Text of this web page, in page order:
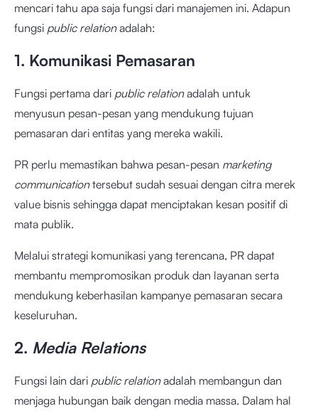
mencari tahu apa saja fungsi dari manajemen ini. Adapun
fungsi public relationadalah:
1. Komunikasi Pemasaran
Fungsi pertama dari public relationadalah untuk
menyusun pesan-pesan yang mendukung tujuan
pemasaran dari entitas yang mereka wakili.
PR perlu memastikan bahwa pesan-pesan marketing
communicationtersebut sudah sesuai dengan citra merek
value bisnis sehingga dapat menciptakan kesan positif di
mata publik.
Melalui strategi komunikasi yang terencana, PR dapat
membantu mempromosikan produk dan layanan serta
mendukung keberhasilan kampanye pemasaran secara
keseluruhan.
2. Media Relations
Fungsi lain dari public relationadalah membangun dan
menjaga hubungan baik dengan media massa. Dalam hal